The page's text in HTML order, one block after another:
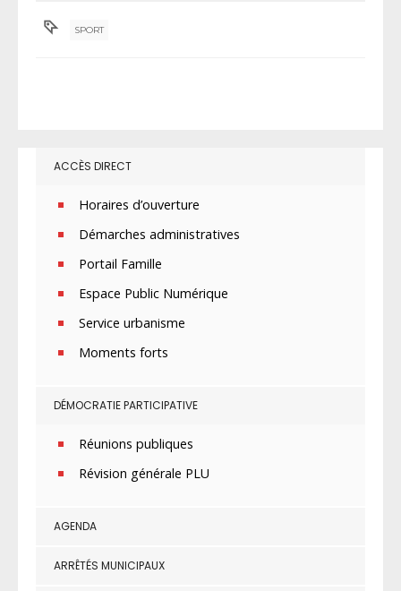
SPORT
ACCÈS DIRECT
Horaires d’ouverture
Démarches administratives
Portail Famille
Espace Public Numérique
Service urbanisme
Moments forts
DÉMOCRATIE PARTICIPATIVE
Réunions publiques
Révision générale PLU
AGENDA
ARRÊTÉS MUNICIPAUX